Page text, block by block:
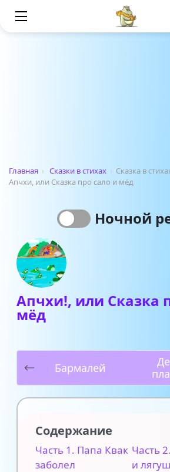
Главная › Сказки в стихах › Сказка в
Апчхи, или Сказка про сало и мёд
Ночной
Апчхи!, или Сказка
мёд
Бармалей
Содержание
Часть 1. Папа Квак
заболел
Часть
и